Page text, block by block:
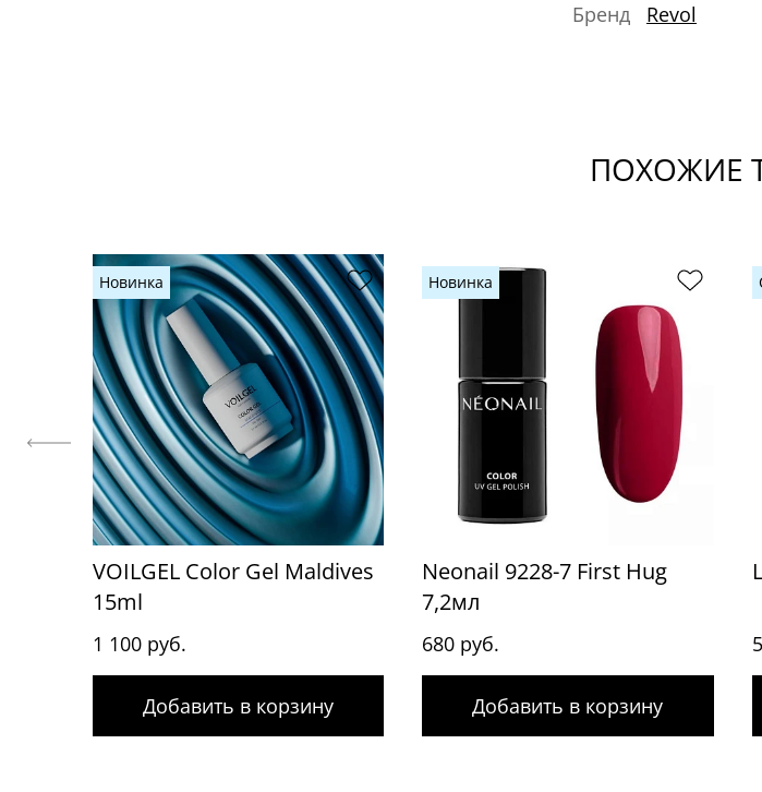
Бренд
Revol
ПОХОЖИЕ
Новинка
VOILGEL Color Gel Maldives
15ml
1 100 руб.
Добавить в корзину
Новинка
Neonail 9228-7 First Hug
7,2мл
680 руб.
Добавить в корзину